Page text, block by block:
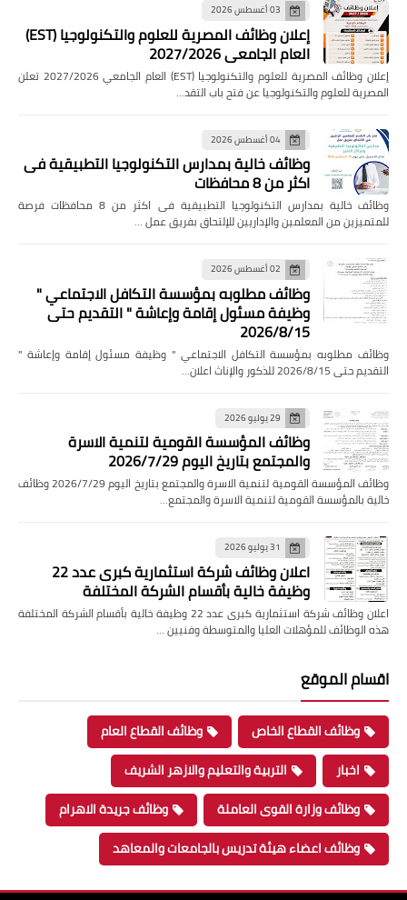
03 أغسطس 2026
إعلان وظائف المصرية للعلوم والتكنولوجيا (EST)
العام الجامعي 2027/2026
إعلان وظائف المصرية للعلوم والتكنولوجيا (EST) العام الجامعي 2027/2026 تعلن
المصرية للعلوم والتكنولوجيا عن فتح باب التقد…
04 أغسطس 2026
وظائف خالية بمدارس التكنولوجيا التطبيقية فى
اكثر من 8 محافظات
وظائف خالية بمدارس التكنولوجيا التطبيقية فى اكثر من 8 محافظات فرصة
للمتميزين من المعلمين والإداريين للإلتحاق بفريق عمل …
02 أغسطس 2026
وظائف مطلوبه بمؤسسة التكافل الاجتماعي "
وظيفة مسئول إقامة وإعاشة " التقديم حتى
2026/8/15
وظائف مطلوبه بمؤسسة التكافل الاجتماعي " وظيفة مسئول إقامة وإعاشة "
التقديم حتى 2026/8/15 للذكور والإناث اعلان…
29 يوليو 2026
وظائف المؤسسة القومية لتنمية الاسرة
والمجتمع بتاريخ اليوم 2026/7/29
وظائف المؤسسة القومية لتنمية الاسرة والمجتمع بتاريخ اليوم 2026/7/29 وظائف
خالية بالمؤسسة القومية لتنمية الاسرة والمجتمع…
31 يوليو 2026
اعلان وظائف شركة استثمارية كبرى عدد 22
وظيفة خالية بأقسام الشركة المختلفة
اعلان وظائف شركة استثمارية كبرى عدد 22 وظيفة خالية بأقسام الشركة المختلفة
هذه الوظائف للمؤهلات العليا والمتوسطة وفنيين …
اقسام الموقع
وظائف القطاع الخاص
وظائف القطاع العام
اخبار
التربية والتعليم والازهر الشريف
وظائف وزارة القوى العاملة
وظائف جريدة الاهرام
وظائف اعضاء هيئة تدريس بالجامعات والمعاهد